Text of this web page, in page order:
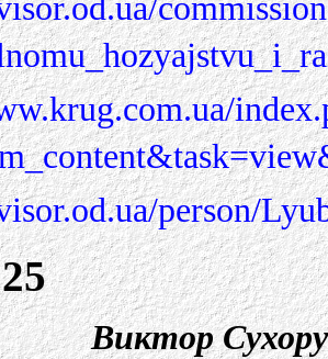
person/
Виктор